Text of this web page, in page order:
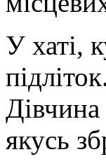
У хаті,
якусь